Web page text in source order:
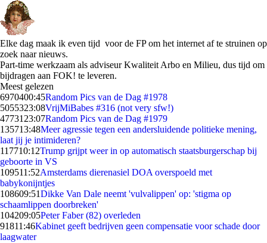
Elke dag maak ik even tijd voor de FP om het internet af te struinen op
zoek naar nieuws.
Part-time werkzaam als adviseur Kwaliteit Arbo en Milieu, dus tijd om
bijdragen aan FOK! te leveren.
Meest gelezen
6970400:45Random Pics van de Dag #1978
5055323:08VrijMiBabes #316 (not very sfw!)
47731 23:07Random Pics van de Dag #1979
135713:48Meer agressie tegen een andersluidende politieke mening,
laat jij je intimideren?
117710:12Trump grijpt weer in op automatisch staatsburgerschap bij
geboorte in VS
109511:52Amsterdams dierenasiel DOA overspoeld met
babykonijntjes
108609:51Dikke Van Dale neemt 'vulvalippen' op: 'stigma op
schaamlippen doorbreken'
104209:05Peter Faber (82) overleden
91811:46Kabinet geeft bedrijven geen compensatie voor schade door
laagwater